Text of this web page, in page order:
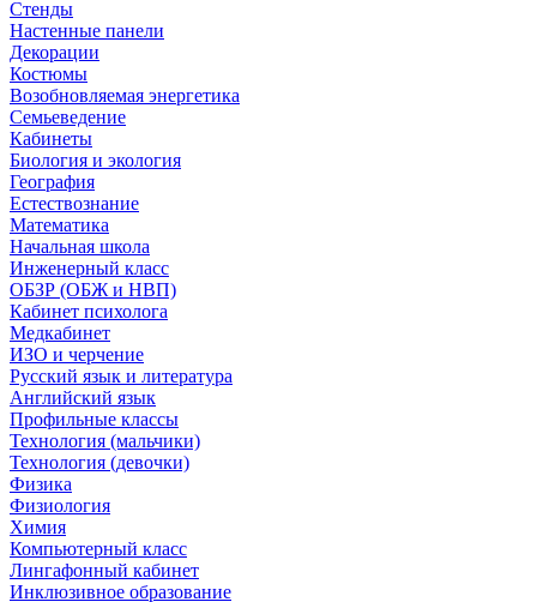
Стенды
Настенные панели
Декорации
Костюмы
Возобновляемая энергетика
Семьеведение
Кабинеты
Биология и экология
География
Естествознание
Математика
Начальная школа
Инженерный класс
ОБЗР (ОБЖ и НВП)
Кабинет психолога
Медкабинет
ИЗО и черчение
Русский язык и литература
Английский язык
Профильные классы
Технология (мальчики)
Технология (девочки)
Физика
Физиология
Химия
Компьютерный класс
Лингафонный кабинет
Инклюзивное образование